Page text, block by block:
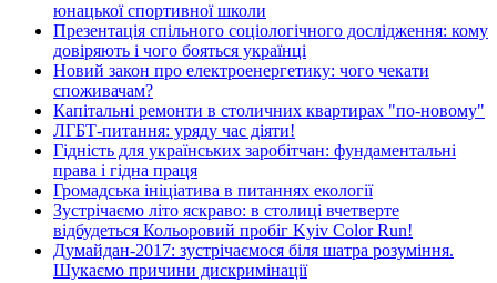
юнацької спортивної школи
Презентація спільного соціологічного дослідження: кому
довіряють і чого бояться українці
Новий закон про електроенергетику: чого чекати
споживачам?
Капітальні ремонти в столичних квартирах "по-новому"
ЛГБТ-питання: уряду час діяти!
Гідність для українських заробітчан: фундаментальні
права і гідна праця
Громадська ініціатива в питаннях екології
Зустрічаємо літо яскраво: в столиці вчетверте
відбудеться Кольоровий пробіг Kyiv Color Run!
Думайдан-2017: зустрічаємося біля шатра розуміння.
Шукаємо причини дискримінації